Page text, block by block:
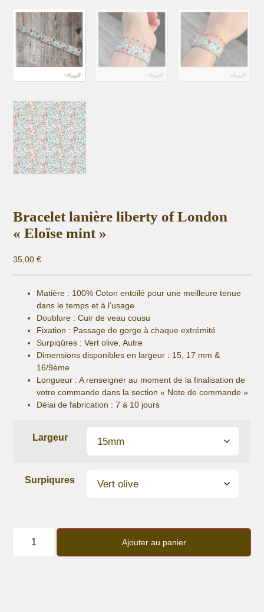
Bracelet lanière liberty of London
« Eloïse mint »
35,00€
Matière : 100% Coton entoilé pour une meilleure tenue
dans le temps et à l’usage
Doublure : Cuir de veau cousu
Fixation : Passage de gorge à chaque extrémité
Surpiqûres : Vert olive, Autre
Dimensions disponibles en largeur : 15, 17 mm &
16/9ème
Longueur : A renseigner au moment de la finalisation de
votre commande dans la section « Note de commande »
Délai de fabrication : 7 à 10 jours
Largeur
Surpiqures
Bracelet
Ajouter au panier